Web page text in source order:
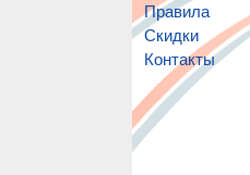
Правила
Скидки
Контакты